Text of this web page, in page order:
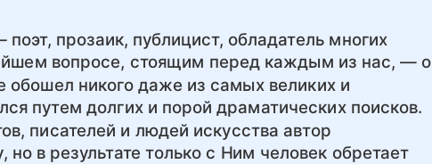
прозаик, публицист, обладатель многих
вопросе, стоящим перед каждым из нас, — о
обошел никого даже из самых великих и
путем долгих и порой драматических поисков.
писателей и людей искусства автор
но в результате только с Ним человек обретает